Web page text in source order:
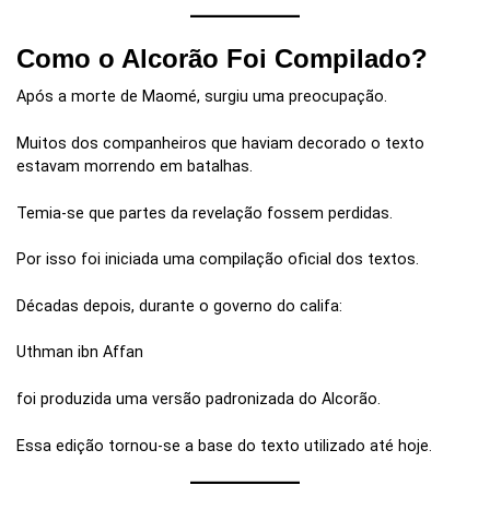
Como o Alcorão Foi Compilado?
Após a morte de Maomé, surgiu uma preocupação.
Muitos dos companheiros que haviam decorado o texto
estavam morrendo em batalhas.
Temia-se que partes da revelação fossem perdidas.
Por isso foi iniciada uma compilação oficial dos textos.
Décadas depois, durante o governo do califa:
Uthman ibn Affan
foi produzida uma versão padronizada do Alcorão.
Essa edição tornou-se a base do texto utilizado até hoje.